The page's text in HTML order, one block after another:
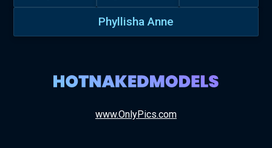
Phyllisha Anne
www.OnlyPics.com